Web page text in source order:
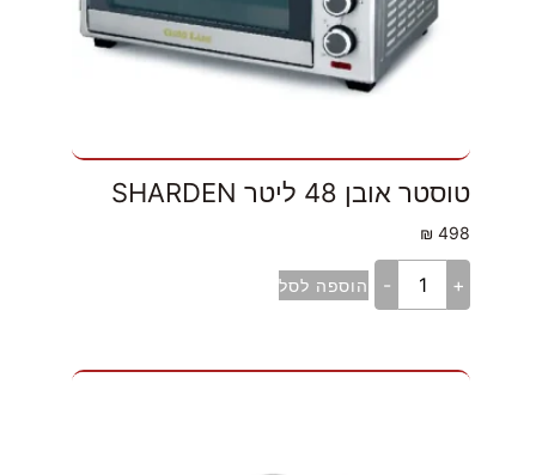
טוסטר אובן 48 ליטר SHARDEN
498
₪
+
- הוספה לסל